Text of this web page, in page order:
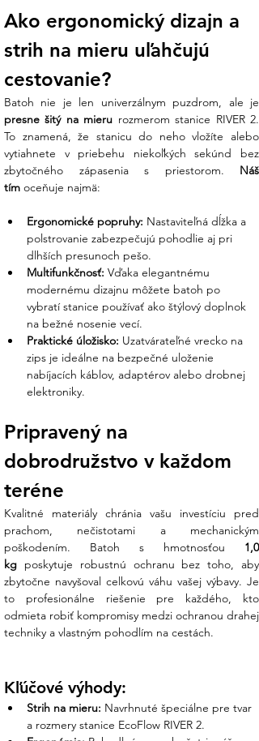
Ako ergonomický dizajn a
strih na mieru uľahčujú
cestovanie?
presne šitý na mieru rozmerom stanice RIVER 2.
To znamená, že stanicu do neho vložíte alebo
vytiahnete v priebehu niekoľkých sekúnd bez
zbytočného zápasenia s priestorom. Náš
tím oceňuje najmä:
Ergonomické popruhy: Nastaviteľná dĺžka a
polstrovanie zabezpečujú pohodlie aj pri
dlhších presunoch pešo.
Multifunkčnosť: Vďaka elegantnému
modernému dizajnu môžete batoh po
vybratí stanice používať ako štýlový doplnok
na bežné nosenie vecí.
Praktické úložisko: Uzatvárateľné vrecko na
zips je ideálne na bezpečné uloženie
nabíjacích káblov, adaptérov alebo drobnej
elektroniky.
Pripravený na
dobrodružstvo v každom
teréne
Kvalitné materiály chránia vašu investíciu pred
prachom, nečistotami a mechanickým
poškodením. Batoh s hmotnosťou 1,0
kg poskytuje robustnú ochranu bez toho, aby
zbytočne navyšoval celkovú váhu vašej výbavy. Je
to profesionálne riešenie pre každého, kto
odmieta robiť kompromisy medzi ochranou drahej
techniky a vlastným pohodlím na cestách.
Kľúčové výhody:
Strih na mieru: Navrhnuté špeciálne pre tvar
a rozmery stanice EcoFlow RIVER 2.